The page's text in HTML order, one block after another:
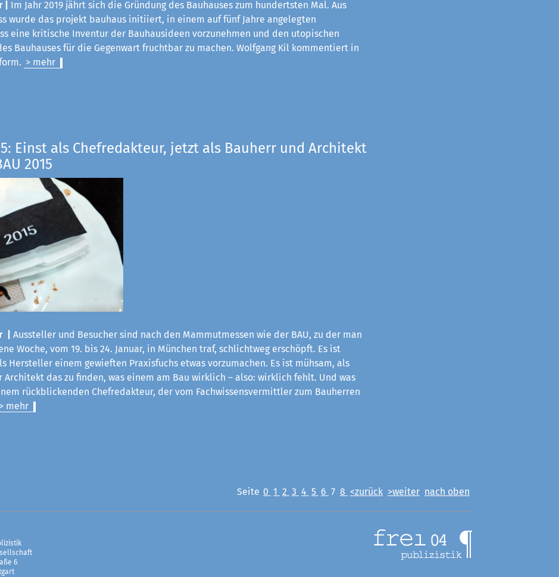
Im Jahr 2019 jährt sich die Gründung des Bauhauses zum hundertsten Mal. Aus
wurde das projekt bauhaus initiiert, in einem auf fünf Jahre angelegten
eine kritische Inventur der Bauhaus­ideen vorzunehmen und den utopischen
Bauhauses für die Gegenwart fruchtbar zu machen. Wolfgang Kil kommentiert in
> mehr
Einst als Chefredakteur, jetzt als Bauherr und Architekt
2015
|
Aussteller und Besucher sind nach den Mammutmessen wie der BAU, zu der man
Woche, vom 19. bis 24. Januar, in München traf, schlichtweg erschöpft. Es ist
Hersteller einem gewieften Praxisfuchs etwas vorzumachen. Es ist mühsam, als
das zu finden, was einem am Bau wirklich – also: wirklich fehlt. Und was
rückblickenden Chefredakteur, der vom Fachwissensvermittler zum Bauherren
> mehr
Seite 0 1 2 3 4 5 6 7 8 <zurück >weiter nach oben
6